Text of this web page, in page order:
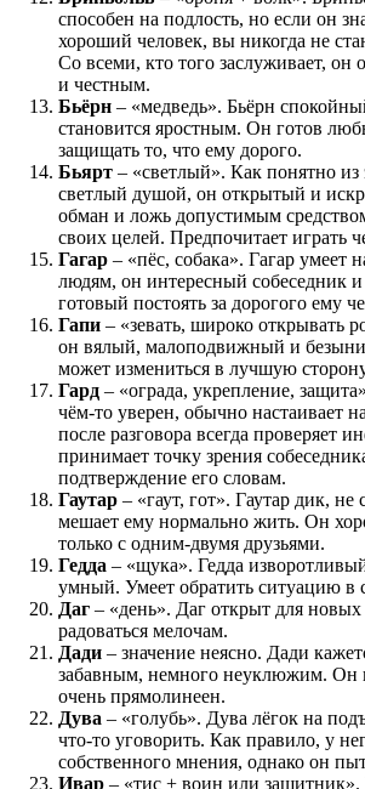
способен на подлость, но если он
хороший человек, вы никогда не
Со всеми, кто того заслуживает, он
и честным.
Бьёрн – «медведь». Бьёрн
становится яростным. Он готов
защищать то, что ему дорого.
Бьярт – «светлый». Как понятно из
светлый душой, он открытый и
обман и ложь допустимым
своих целей. Предпочитает играть
Гагар – «пёс, собака». Гагар умеет
людям, он интересный собеседник
готовый постоять за дорогого ему
Гапи – «зевать, широко открывать
он вялый, малоподвижный и
может измениться в лучшую
Гард – «ограда, укрепление,
чём-то уверен, обычно настаивает
после разговора всегда проверяет
принимает точку зрения
подтверждение его словам.
Гаутар – «гаут, гот». Гаутар дик, не
мешает ему нормально жить. Он
только с одним-двумя друзьями.
Гедда – «щука». Гедда
умный. Умеет обратить ситуацию в
Даг – «день». Даг открыт для
радоваться мелочам.
Дади – значение неясно. Дади
забавным, немного неуклюжим. Он
очень прямолинеен.
Дува – «голубь». Дува лёгок на
что-то уговорить. Как правило, у
собственного мнения, однако он
Ивар – «тис + воин или